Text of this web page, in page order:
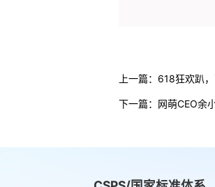
上一篇： 618狂欢趴
下一篇： 网萌CEO余